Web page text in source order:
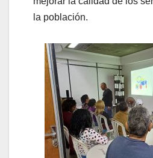
la población.